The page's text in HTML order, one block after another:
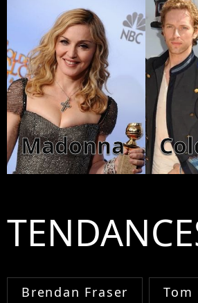
Madonna
Brendan Fraser Tom